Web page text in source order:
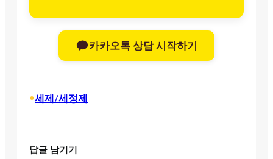
카카오톡 상담 시작하기
•세제/세정제
답글 남기기